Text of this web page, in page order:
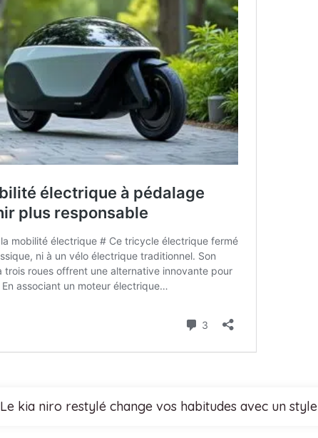
Le kia niro restylé change vos habitudes avec un